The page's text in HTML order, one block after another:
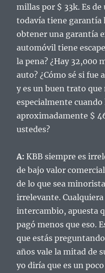
millas por $ 33k. Es
todavía tiene garantía
obtener una garantía
automóvil tiene
la pena? ¿Hay 32,000
auto? ¿Cómo sé si fue
y es un buen trato
especialmente cuando
aproximadamente $
ustedes?
A: KBB siempre es
de bajo valor
de lo que sea
irrelevante.
intercambio, apuesta
pagó menos que eso.
que estás
años vale la mitad de
yo diría que es un